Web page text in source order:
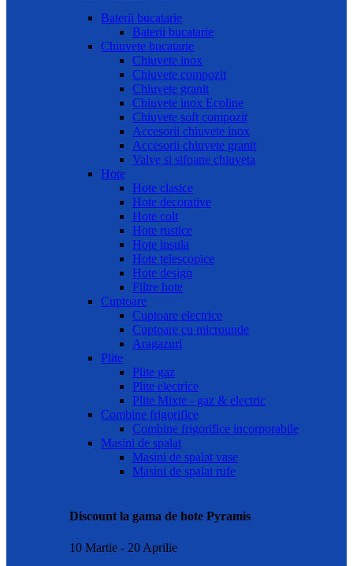
Baterii bucatarie
Baterii bucatarie
Chiuvete bucatarie
Chiuvete inox
Chiuvete compozit
Chiuvete granit
Chiuvete inox Ecoline
Chiuvete soft compozit
Accesorii chiuvete inox
Accesorii chiuvete granit
Valve si sifoane chiuveta
Hote
Hote clasice
Hote decorative
Hote colt
Hote rustice
Hote insula
Hote telescopice
Hote design
Filtre hote
Cuptoare
Cuptoare electrice
Cuptoare cu microunde
Aragazuri
Plite
Plite gaz
Plite electrice
Plite Mixte - gaz & electric
Combine frigorifice
Combine frigorifice incorporabile
Masini de spalat
Masini de spalat vase
Masini de spalat rufe
Discount la gama de hote Pyramis
10 Martie - 20 Aprilie